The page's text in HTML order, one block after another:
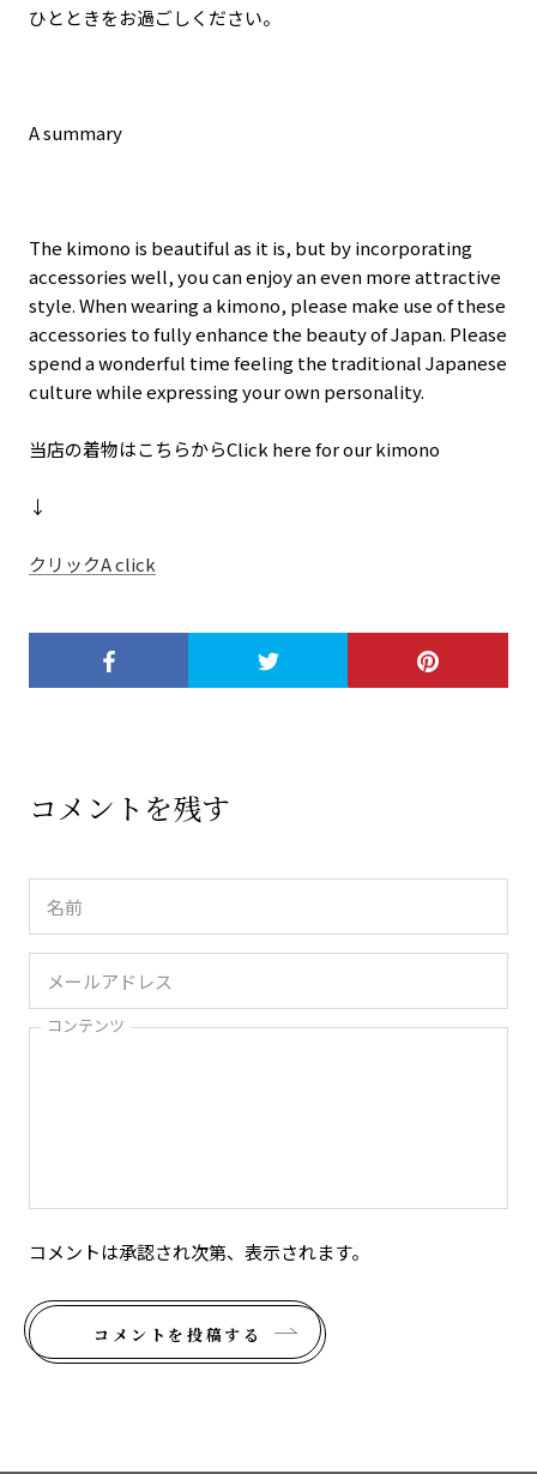
ひとときをお過ごしください。
A summary
The kimono is beautiful as it is, but by incorporating
accessories well, you can enjoy an even more attractive
style. When wearing a kimono, please make use of these
accessories to fully enhance the beauty of Japan. Please
spend a wonderful time feeling the traditional Japanese
culture while expressing your own personality.
当店の着物はこちらからClick here for our kimono
↓
クリックA click
コメントを残す
コンテンツ
コメントは承認され次第、表示されます。
コメントを投稿する